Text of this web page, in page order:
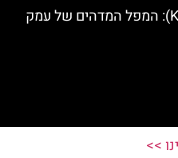
מפל המים קרונונג (Krönung): המפל המדהים של עמק
>>